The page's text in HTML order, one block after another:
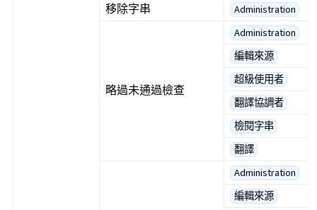
移除字串 Administration
略過未通過檢查
Administration
編輯來源
超級使用者
翻譯協調者
檢閱字串
翻譯
Administration
編輯來源